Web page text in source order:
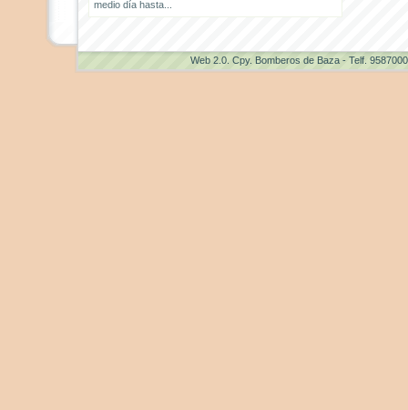
medio día hasta...
Web 2.0 . Cpy. Bomberos de Baza - Telf.